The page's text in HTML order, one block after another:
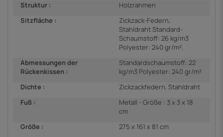
Struktur :
Holzrahmen
Sitzfläche :
Zickzack-Federn,
Stahldraht Standard-
Schaumstoff: 26 kg/m3
Polyester: 240 gr/m².
Abmessungen der
Rückenkissen :
Standardschaumstoff: 22
kg/m3 Polyester: 240 gr/m²
Dichte :
Zickzackfedern, Stahldraht
Fuß :
Metall - Größe : 3 x 3 x 18
cm
Größe :
275 x 161 x 81 cm